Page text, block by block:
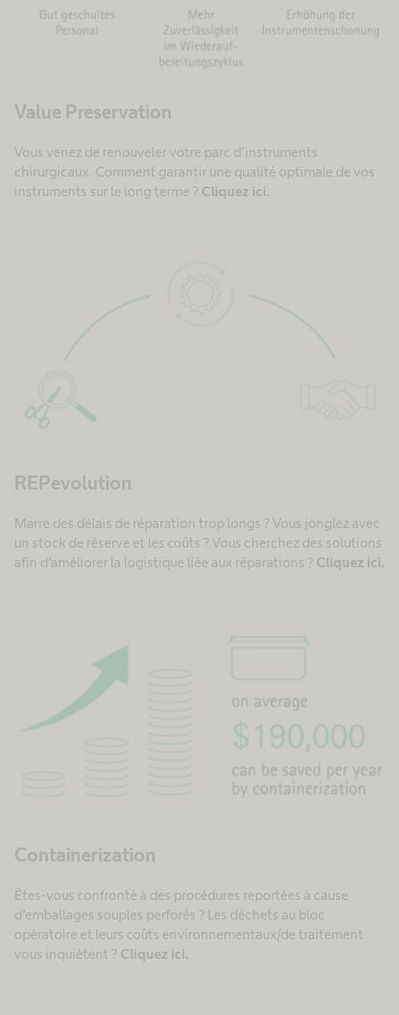
Value Preservation
Vous venez de renouveler votre parc d’instruments
chirurgicaux. Comment garantir une qualité optimale de vos
instruments sur le long terme ? Cliquez ici.
REPevolution
Marre des délais de réparation trop longs ? Vous jonglez avec
un stock de réserve et les coûts ? Vous cherchez des solutions
afin d’améliorer la logistique liée aux réparations ? Cliquez ici.
Containerization
Êtes-vous confronté à des procédures reportées à cause
d’emballages souples perforés ? Les déchets au bloc
opératoire et leurs coûts environnementaux/de traitement
vous inquiètent ? Cliquez ici.